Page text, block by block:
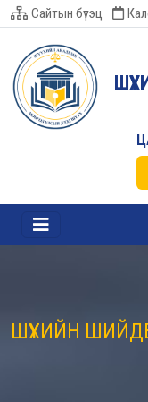
Сайтын бүтэц
ШҮҮХИЙН